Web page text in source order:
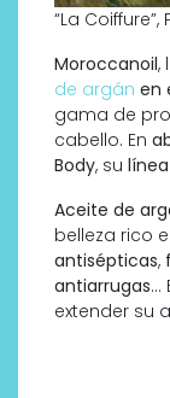
“La
Moroccanoil,
de argán en
gama de
cabello. En
Body, su
Aceite de
belleza rico
antisépticas,
antiarrugas…
extender su